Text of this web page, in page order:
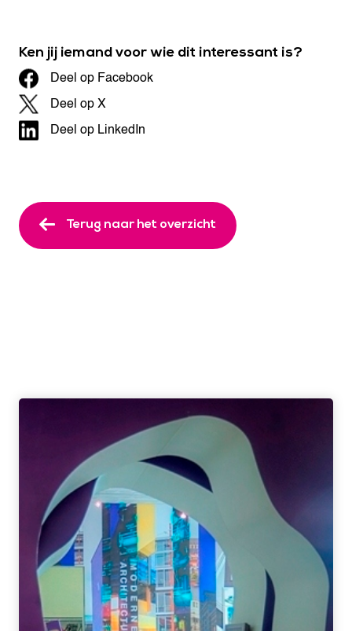
Ken jij iemand voor wie dit interessant is?
Deel op Facebook
Deel op X
Deel op LinkedIn
Terug naar het overzicht